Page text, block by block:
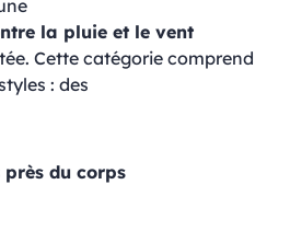
la pluie et le vent
Cette catégorie comprend
: des
du corps